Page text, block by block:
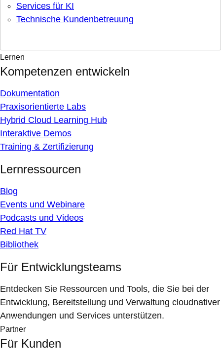
Services für KI
Technische Kundenbetreuung
Lernen
Kompetenzen entwickeln
Dokumentation
Praxisorientierte Labs
Hybrid Cloud Learning Hub
Interaktive Demos
Training & Zertifizierung
Lernressourcen
Blog
Events und Webinare
Podcasts und Videos
Red Hat TV
Bibliothek
Für Entwicklungsteams
Entdecken Sie Ressourcen und Tools, die Sie bei der
Entwicklung, Bereitstellung und Verwaltung cloudnativer
Anwendungen und Services unterstützen.
Partner
Für Kunden